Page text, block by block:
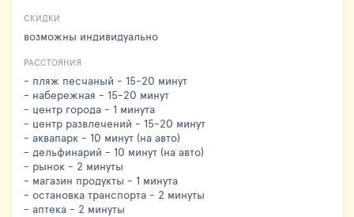
СКИДКИ
возможны индивидуально
РАССТОЯНИЯ
- пляж песчаный - 15-20 минут
- набережная - 15-20 минут
- центр города - 1 минута
- центр развлечений - 15-20 минут
- аквапарк - 10 минут (на авто)
- дельфинарий - 10 минут (на авто)
- рынок - 2 минуты
- магазин продукты - 1 минута
- остановка транспорта - 2 минуты
- аптека - 2 минуты